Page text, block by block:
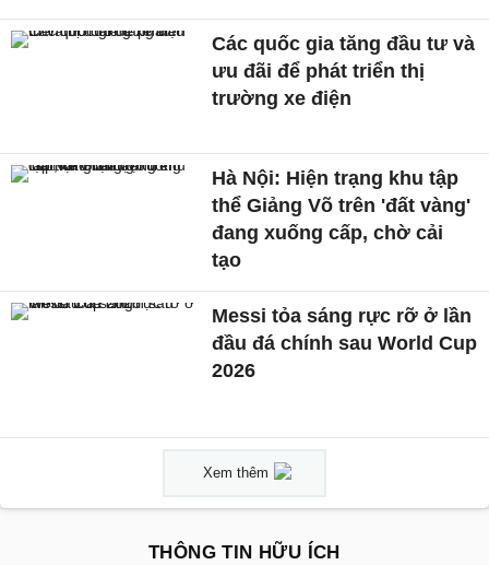
Các quốc gia tăng đầu tư và
ưu đãi để phát triển thị
trường xe điện
Hà Nội: Hiện trạng khu tập
thể Giảng Võ trên 'đất vàng'
đang xuống cấp, chờ cải
tạo
Messi tỏa sáng rực rỡ ở lần
đầu đá chính sau World Cup
2026
Xem thêm
THÔNG TIN HỮU ÍCH